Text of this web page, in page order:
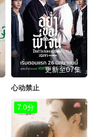
更新至07集
心动禁止
7.0分